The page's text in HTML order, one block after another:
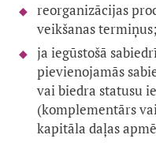
reorganizācijas
veikšanas termiņus;
ja iegūstošā
pievienojamās
vai biedra statusu
(komplementārs
kapitāla daļas